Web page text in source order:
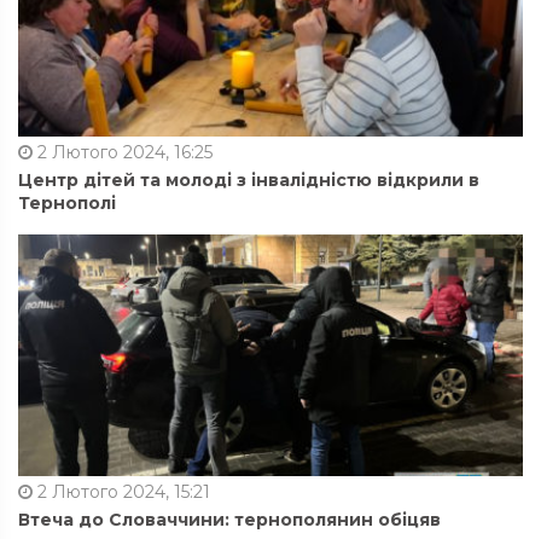
2 Лютого 2024, 16:25
Центр дітей та молоді з інвалідністю відкрили в
Тернополі
2 Лютого 2024, 15:21
Втеча до Словаччини: тернополянин обіцяв